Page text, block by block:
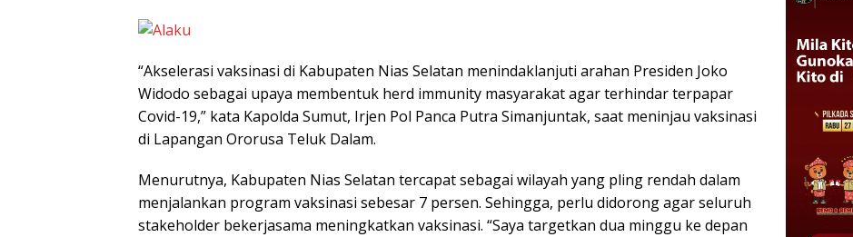
“Akselerasi vaksinasi di Kabupaten Nias Selatan menindaklanjuti arahan Presiden Joko
Widodo sebagai upaya membentuk herd immunity masyarakat agar terhindar terpapar
Covid-19,” kata Kapolda Sumut, Irjen Pol Panca Putra Simanjuntak, saat meninjau vaksinasi
di Lapangan Ororusa Teluk Dalam.
Menurutnya, Kabupaten Nias Selatan tercapat sebagai wilayah yang pling rendah dalam
menjalankan program vaksinasi sebesar 7 persen. Sehingga, perlu didorong agar seluruh
stakeholder bekerjasama meningkatkan vaksinasi. “Saya targetkan dua minggu ke depan